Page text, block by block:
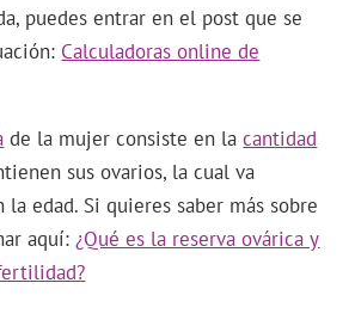
puedes entrar en el post que se
Calculadoras online de
de la mujer consiste en lacantidad
sus ovarios, la cual va
edad. Si quieres saber más sobre
aquí:¿Qué es la reserva ovárica y